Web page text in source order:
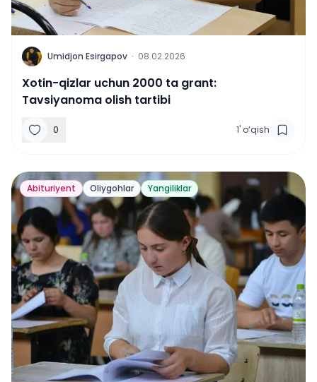
U Umidjon Esirgapov · 08.02.2026
Xotin-qizlar uchun 2000 ta grant:
Tavsiyanoma olish tartibi
0 1' o‘qish
Abituriyent Oliygohlar Yangiliklar